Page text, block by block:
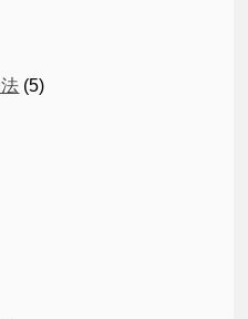
(5)